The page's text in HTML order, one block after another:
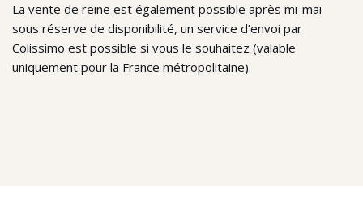
La vente de reine est également possible après mi-mai
sous réserve de disponibilité, un service d’envoi par
Colissimo est possible si vous le souhaitez (valable
uniquement pour la France métropolitaine).